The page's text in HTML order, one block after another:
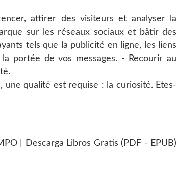
attirer des visiteurs et analyser la
sur les réseaux sociaux et bâtir des
tels que la publicité en ligne, les liens
portée de vos messages. - Recourir au
qualité est requise : la curiosité. Etes-
| Descarga Libros Gratis (PDF - EPUB)